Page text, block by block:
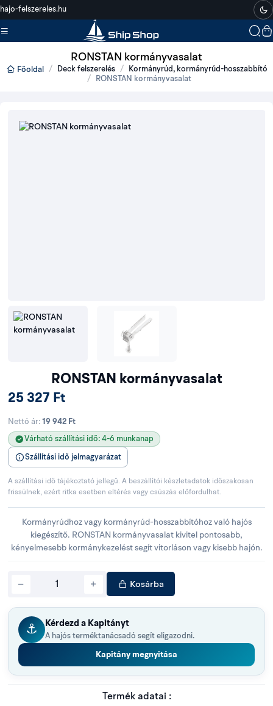
hajo-felszereles.hu
RONSTAN kormányvasalat
Főoldal Deck felszerelés
Kormányrúd, kormányrúd-hosszabbító
RONSTAN kormányvasalat
RONSTAN kormányvasalat
25 327 Ft
Nettó ár: 19 942 Ft
Várható szállítási idő: 4-6 munkanap
Szállítási idő jelmagyarázat
A szállítási idő tájékoztató jellegű. A beszállítói készletadatok időszakosan
frissülnek, ezért ritka esetben eltérés vagy csúszás előfordulhat.
Kormányrúdhoz vagy kormányrúd-hosszabbítóhoz való hajós
kiegészítő. RONSTAN kormányvasalat kivitel pontosabb,
kényelmesebb kormánykezelést segít vitorláson vagy kisebb hajón.
Kosárba
⚓ Kérdezd a Kapitányt
A hajós terméktanácsadó segít eligazodni.
Kapitány megnyitása
Termék adatai :